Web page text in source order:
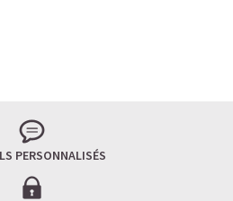
PERSONNALISÉS